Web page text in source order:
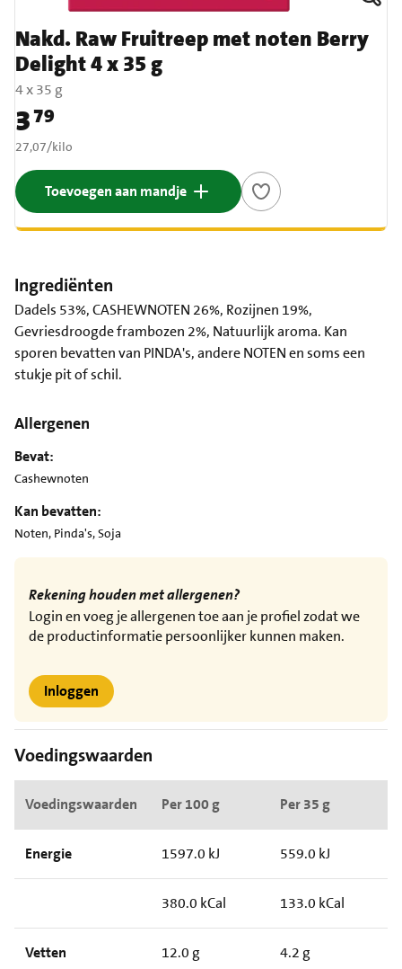
Nakd. Raw Fruitreep met noten Berry
Delight 4 x 35 g
4 x 35 g
Prijs: € 3,79
379
€ 27,07 per kilo
27,07/kilo
Toevoegen aan mandje
Ingrediënten
Dadels 53%, CASHEWNOTEN 26%, Rozijnen 19%,
Gevriesdroogde frambozen 2%, Natuurlijk aroma. Kan
sporen bevatten van PINDA's, andere NOTEN en soms een
stukje pit of schil.
Allergenen
Bevat:
Cashewnoten
Kan bevatten:
Noten, Pinda's, Soja
Rekening houden met allergenen?
Login en voeg je allergenen toe aan je profiel zodat we
de productinformatie persoonlijker kunnen maken.
Inloggen
Voedingswaarden
Voedingswaarden Per 100 g Per 35 g
Energie 1597.0 kJ 559.0 kJ
380.0 kCal 133.0 kCal
Vetten 12.0 g 4.2 g